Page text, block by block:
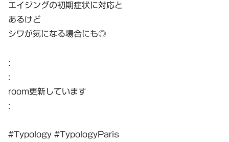
エイジングの初期症状に対応と
あるけど
シワが気になる場合にも◎
:
:
room更新しています
:
#Typology #TypologyParis